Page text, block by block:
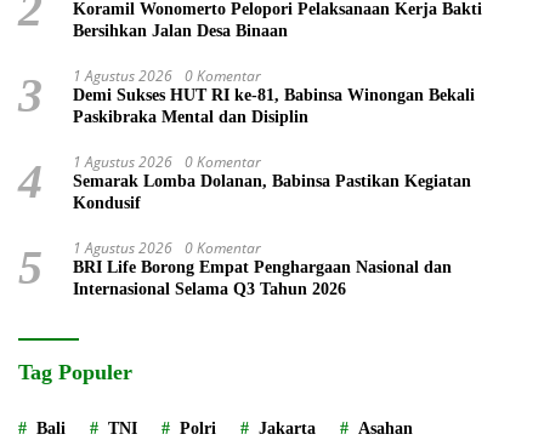
Koramil Wonomerto Pelopori Pelaksanaan Kerja Bakti
Bersihkan Jalan Desa Binaan
3 1 Agustus 2026 0 Komentar
Demi Sukses HUT RI ke-81, Babinsa Winongan Bekali
Paskibraka Mental dan Disiplin
4 1 Agustus 2026 0 Komentar
Semarak Lomba Dolanan, Babinsa Pastikan Kegiatan
Kondusif
5 1 Agustus 2026 0 Komentar
BRI Life Borong Empat Penghargaan Nasional dan
Internasional Selama Q3 Tahun 2026
Tag Populer
Bali TNI Polri Jakarta Asahan